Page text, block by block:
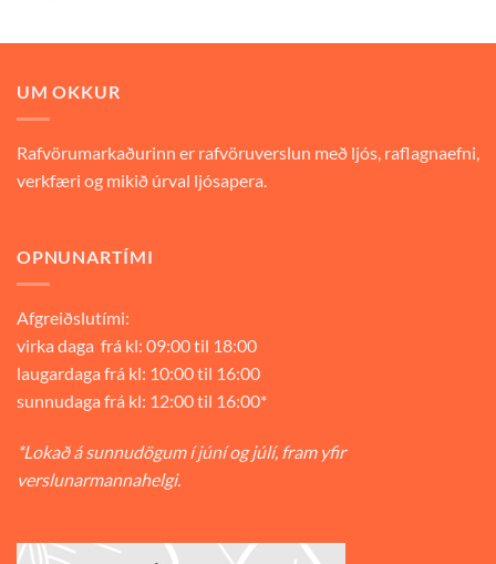
9.900 kr..6.930 kr..
UM OKKUR
Rafvörumarkaðurinn er rafvöruverslun með ljós, raflagnaefni,
verkfæri og mikið úrval ljósapera.
OPNUNARTÍMI
Afgreiðslutími:
virka daga frá kl: 09:00 til 18:00
laugardaga frá kl: 10:00 til 16:00
sunnudaga frá kl: 12:00 til 16:00*
*Lokað á sunnudögum í júní og júlí, fram yfir
verslunarmannahelgi.